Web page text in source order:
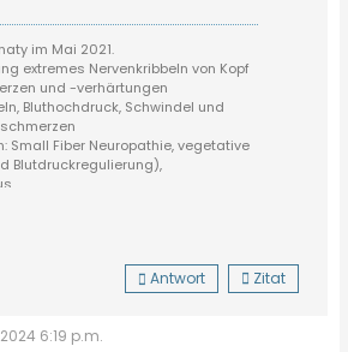
im Mai 2021.
extremes Nervenkribbeln von Kopf
und -verhärtungen
Bluthochdruck, Schwindel und
Small Fiber Neuropathie, vegetative
Blutdruckregulierung),
Antwort Zitat
6:19 p.m.